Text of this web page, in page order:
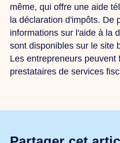
même, qui offre une aide
la déclaration d'impôts. De
informations sur l'aide à la
sont disponibles sur le site
Les entrepreneurs peuvent
prestataires de services